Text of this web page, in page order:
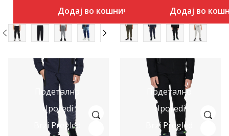
Додај во кошничка Додај во
Подетално
Uporedi
Brzi Pregled
Подетално
Uporedi
Brzi Pregled